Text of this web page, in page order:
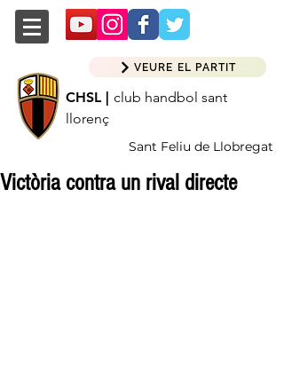
CHSL | club handbol sant
llorenç
Sant Feliu de Llobregat
VEURE EL PARTIT
Victòria contra un rival directe